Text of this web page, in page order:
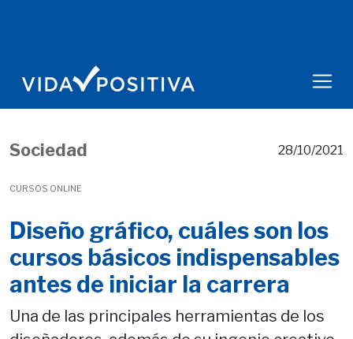
Sociedad
CURSOS ONLINE
28/10/2021
Diseño gráfico, cuáles son los
cursos básicos indispensables
antes de iniciar la carrera
Una de las principales herramientas de los